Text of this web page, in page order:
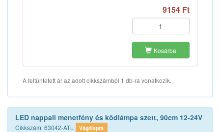
9154 Ft
Kosárba
A feltüntetett ár az adott cikkszámból 1 db-ra vonatkozik.
LED nappali menetfény és ködlámpa szett, 90cm 12-24V
Cikkszám: 63042-ATL Vágólapra